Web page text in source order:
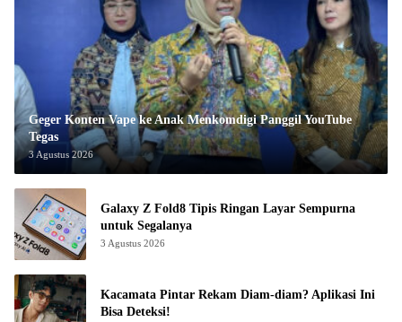
Geger Konten Vape ke Anak Menkomdigi Panggil YouTube
Tegas
3 Agustus 2026
Galaxy Z Fold8 Tipis Ringan Layar Sempurna
untuk Segalanya
3 Agustus 2026
Kacamata Pintar Rekam Diam-diam? Aplikasi Ini
Bisa Deteksi!